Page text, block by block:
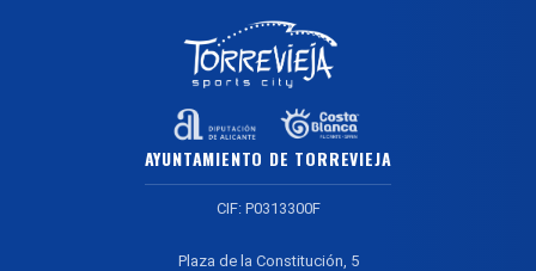
AYUNTAMIENTO DE TORREVIEJA
CIF: P0313300F
Plaza de la Constitución, 5